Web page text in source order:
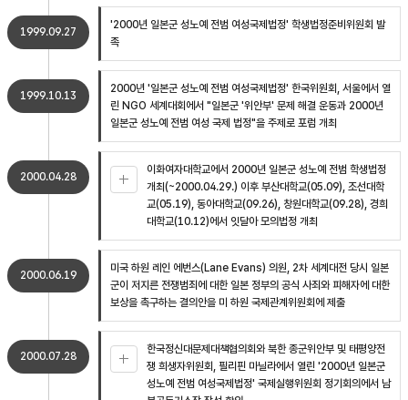
1999.09.27
'2000년 일본군 성노예 전범 여성국제법정' 학생법정준비위원회 발
족
1999.10.13
2000년 '일본군 성노예 전범 여성국제법정' 한국위원회, 서울에서 열
린 NGO 세계대회에서 "일본군 '위안부' 문제 해결 운동과 2000년
일본군 성노예 전범 여성 국제 법정"을 주제로 포럼 개최
2000.04.28
이화여자대학교에서 2000년 일본군 성노예 전범 학생법정
개최(~2000.04.29.) 이후 부산대학교(05.09), 조선대학
교(05.19), 동아대학교(09.26), 창원대학교(09.28), 경희
대학교(10.12)에서 잇달아 모의법정 개최
2000.06.19
미국 하원 레인 에번스(Lane Evans) 의원, 2차 세계대전 당시 일본
군이 저지른 전쟁범죄에 대한 일본 정부의 공식 사죄와 피해자에 대한
보상을 촉구하는 결의안을 미 하원 국제관계위원회에 제출
2000.07.28
한국정신대문제대책협의회와 북한 종군위안부 및 태평양전
쟁 희생자위원회, 필리핀 마닐라에서 열린 '2000년 일본군
성노예 전범 여성국제법정' 국제실행위원회 정기회의에서 남